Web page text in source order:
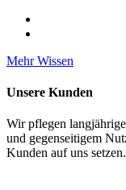
Mehr Wissen
Unsere Kunden
Wir pflegen
und gegenseitigem
Kunden auf uns setzen.